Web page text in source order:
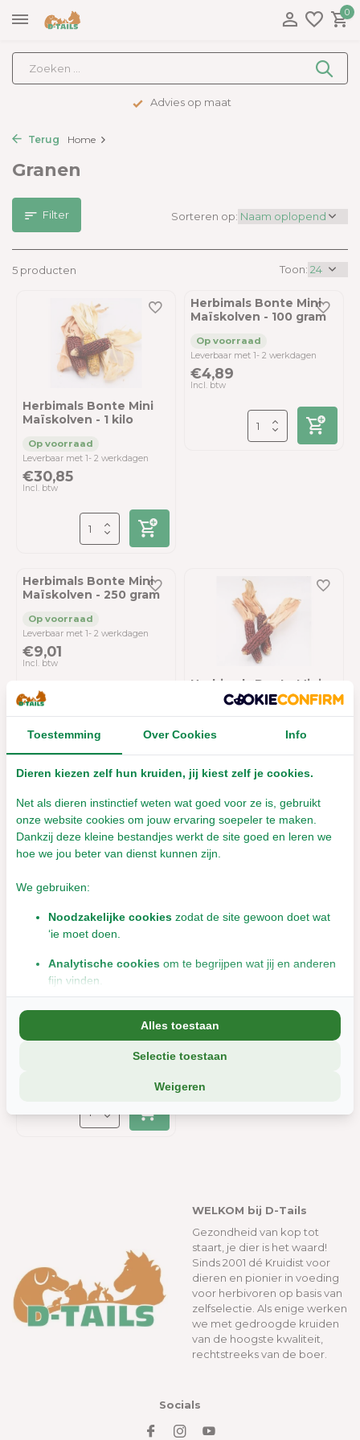
0
Advies op maat
Terug Home
Granen
Filter
5 producten Toon:
Sorteren op:
Herbimals Bonte Mini
Maïskolven - 1 kilo
Leverbaar met 1- 2 werkdagen
€30,85
Incl. btw
Herbimals Bonte Mini
Maïskolven - 100 gram
Leverbaar met 1- 2 werkdagen
€4,89
Incl. btw
Herbimals Bonte Mini
Maïskolven - 250 gram
Leverbaar met 1- 2 werkdagen
€9,01
Incl. btw
Herbimals Bonte Mini
Maïskolven - 3 stuks
Leverbaar met 1- 2 werkdagen
€9,63
Herbimals Maïsvlokken
WELKOM bij D-Tails
Gezondheid van kop tot
staart, je dier is het waard!
Sinds 2001 dé Kruidist voor
dieren en pionier in voeding
voor herbivoren op basis van
zelfselectie. Als enige werken
we met gedroogde kruiden
van de hoogste kwaliteit,
rechtstreeks van de boer.
Socials
Toestemming Over Cookies Info
Dieren kiezen zelf hun kruiden, jij kiest zelf je cookies.
Net als dieren instinctief weten wat goed voor ze is, gebruikt
onze website cookies om jouw ervaring soepeler te maken.
Dankzij deze kleine bestandjes werkt de site goed en leren we
hoe we jou beter van dienst kunnen zijn.
We gebruiken:
Noodzakelijke cookies zodat de site gewoon doet wat
‘ie moet doen.
Analytische cookies om te begrijpen wat jij en anderen
fijn vinden.
Marketingcookiesom jou relevante informatie en
aanbiedingen te tonen.
We delen soms gegevens met partners (zoals social media en
deelt, of die ze elders van je hebben.
Wil je liever geen cookies? Dan werkt de site nog steeds, maar
Weigeren
Selectie toestaan
Alles toestaan